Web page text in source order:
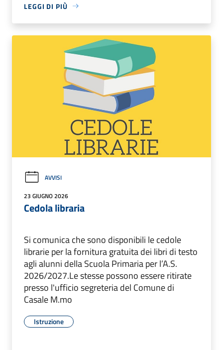
LEGGI DI PIÙ
AVVISI
23 GIUGNO 2026
Cedola libraria
Si comunica che sono disponibili le cedole
librarie per la fornitura gratuita dei libri di testo
agli alunni della Scuola Primaria per l’A.S.
2026/2027.Le stesse possono essere ritirate
presso l'ufficio segreteria del Comune di
Casale M.mo
Istruzione